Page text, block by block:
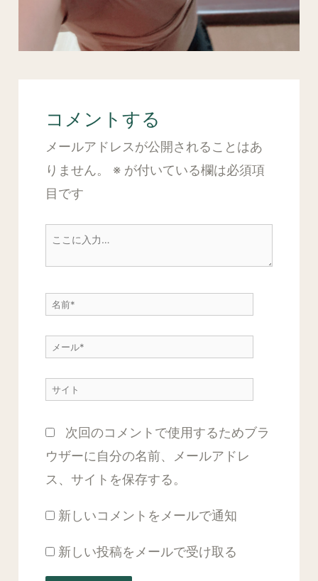
コメントする
メールアドレスが公開されることはあ
りません。
※ が付いている欄は必須項
目です
こ
入
名
メ
ル
サ
ト
次回のコメントで使用するためブラ
ウザーに自分の名前、メールアドレ
ス、サイトを保存する。
新しいコメントをメールで通知
新しい投稿をメールで受け取る